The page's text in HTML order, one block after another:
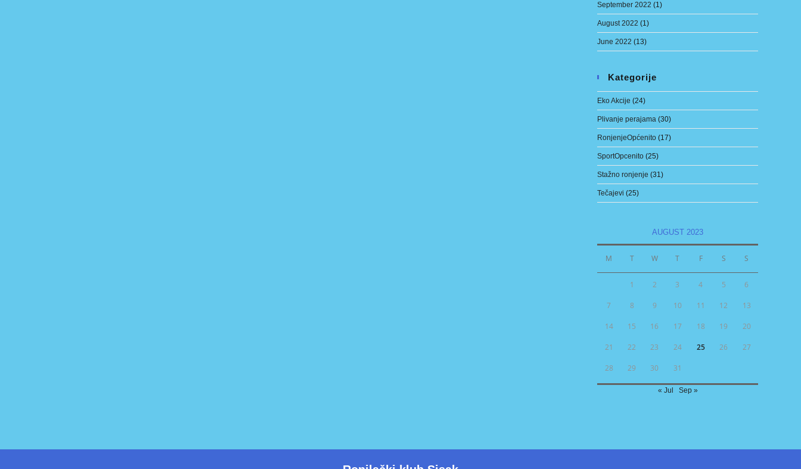
September 2022 (1)
August 2022 (1)
June 2022 (13)
Kategorije
Eko Akcije (24)
Plivanje perajama (30)
RonjenjeOpćenito (17)
SportOpcenito (25)
Stažno ronjenje (31)
Tečajevi (25)
AUGUST 2023
M T W T F S S
1 2 3 4 5 6
7 8 9 10 11 12 13
14 15 16 17 18 19 20
21 22 23 24 25 26 27
28 29 30 31
« Jul Sep »